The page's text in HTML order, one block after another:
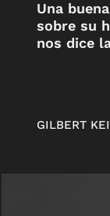
Una
sobre su
nos dice
GILBERT